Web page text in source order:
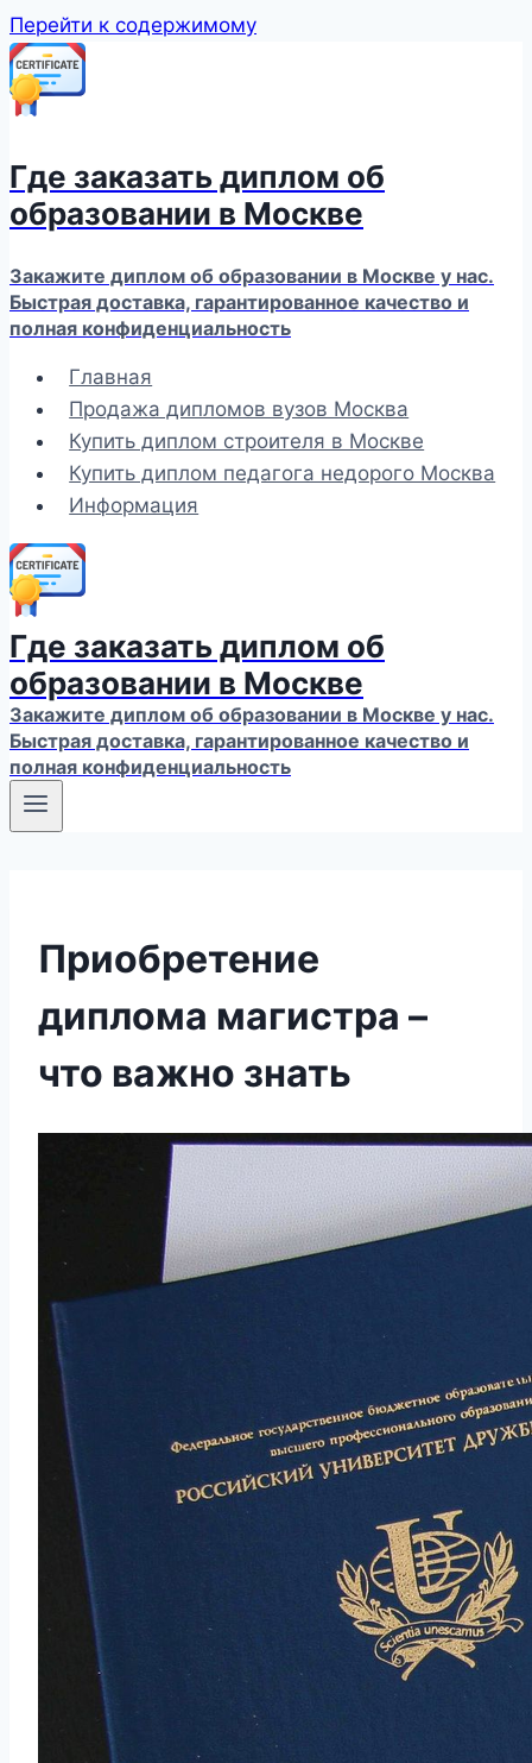
Перейти к содержимому
Где заказать диплом об
образовании в Москве
Закажите диплом об образовании в Москве у нас.
Быстрая доставка, гарантированное качество и
полная конфиденциальность
Главная
Продажа дипломов вузов Москва
Купить диплом строителя в Москве
Купить диплом педагога недорого Москва
Информация
Где заказать диплом об
образовании в Москве
Закажите диплом об образовании в Москве у нас.
Быстрая доставка, гарантированное качество и
полная конфиденциальность
Приобретение
диплома магистра –
что важно знать